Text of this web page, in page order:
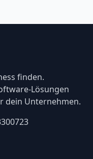
finden.
Lösungen
dein Unternehmen.